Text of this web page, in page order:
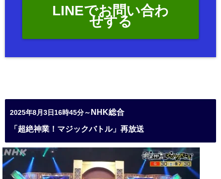
LINEでお問い合わ
せする
2025年8月3日16時45分～ NHK総合
「超絶神業！マジックバトル」再放送